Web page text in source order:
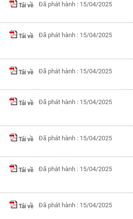
Tải về Đã phát hành : 15/04/2025
Tải về Đã phát hành : 15/04/2025
Tải về Đã phát hành : 15/04/2025
Tải về Đã phát hành : 15/04/2025
Tải về Đã phát hành : 15/04/2025
Tải về Đã phát hành : 15/04/2025
Tải về Đã phát hành : 15/04/2025